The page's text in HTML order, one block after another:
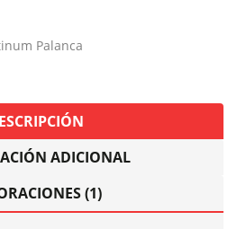
Palanca
ADICIONAL
(1)